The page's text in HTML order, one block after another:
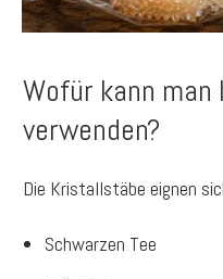
Wofür kann man
verwenden?
Die Kristallstäbe eignen
Schwarzen Tee